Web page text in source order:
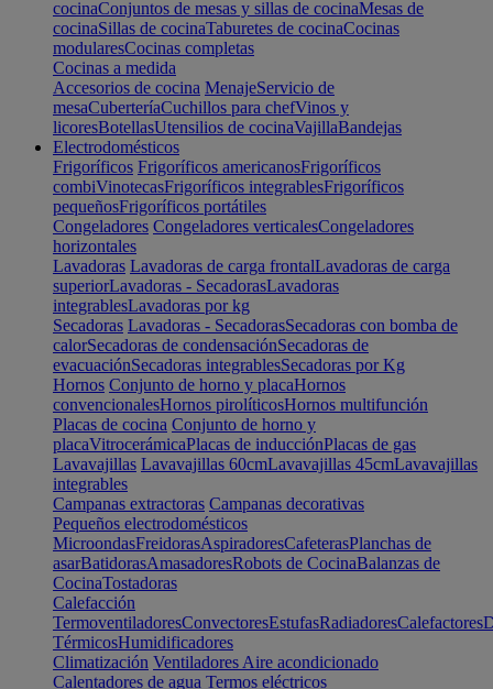
cocinaConjuntos de mesas y sillas de cocinaMesas de
cocinaSillas de cocinaTaburetes de cocinaCocinas
modularesCocinas completas
Cocinas a medida
Accesorios de cocina MenajeServicio de
mesaCuberteríaCuchillos para chefVinos y
licoresBotellasUtensilios de cocinaVajillaBandejas
Electrodomésticos
Frigoríficos Frigoríficos americanosFrigoríficos
combiVinotecasFrigoríficos integrablesFrigoríficos
pequeñosFrigoríficos portátiles
Congeladores Congeladores verticalesCongeladores
horizontales
Lavadoras Lavadoras de carga frontalLavadoras de carga
superiorLavadoras - SecadorasLavadoras
integrablesLavadoras por kg
Secadoras Lavadoras - SecadorasSecadoras con bomba de
calorSecadoras de condensaciónSecadoras de
evacuaciónSecadoras integrablesSecadoras por Kg
Hornos Conjunto de horno y placaHornos
convencionalesHornos pirolíticosHornos multifunción
Placas de cocina Conjunto de horno y
placaVitrocerámicaPlacas de inducciónPlacas de gas
Lavavajillas Lavavajillas 60cmLavavajillas 45cmLavavajillas
integrables
Campanas extractoras Campanas decorativas
Pequeños electrodomésticos
MicroondasFreidorasAspiradoresCafeterasPlanchas de
asarBatidorasAmasadoresRobots de CocinaBalanzas de
CocinaTostadoras
Calefacción
TermoventiladoresConvectoresEstufasRadiadoresCalefactores
TérmicosHumidificadores
Climatización Ventiladores Aire acondicionado
Calentadores de agua Termos eléctricos